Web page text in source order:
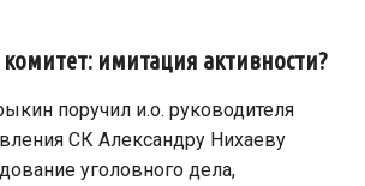
имитация активности?
поручил и.о. руководителя
СК Александру Нихаеву
уголовного дела,